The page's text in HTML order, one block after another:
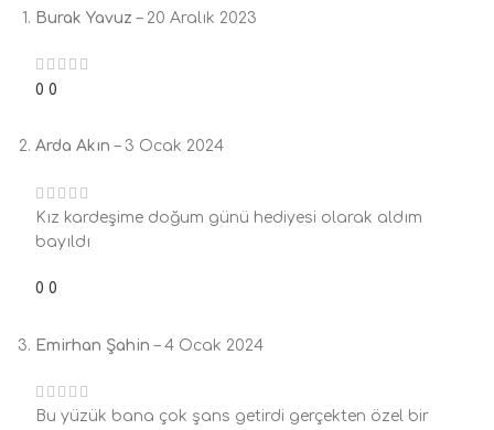
Burak Yavuz– 20 Aralık 2023
0 0
Arda Akın– 3 Ocak 2024
Kız kardeşime doğum günü hediyesi olarak aldım
bayıldı
0 0
Emirhan Şahin– 4 Ocak 2024
Bu yüzük bana çok şans getirdi gerçekten özel bir